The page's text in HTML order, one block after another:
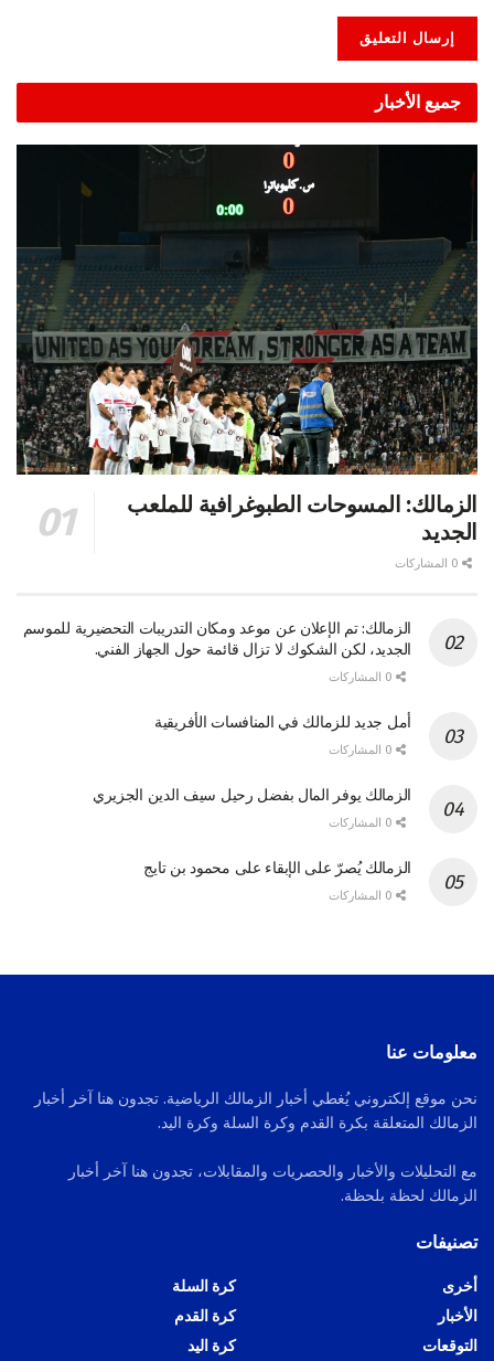
Alternative:
جميع الأخبار
الزمالك: المسوحات الطبوغرافية للملعب
الجديد
الزمالك: تم الإعلان عن موعد ومكان التدريبات التحضيرية للموسم
الجديد، لكن الشكوك لا تزال قائمة حول الجهاز الفني.
أمل جديد للزمالك في المنافسات الأفريقية
الزمالك يوفر المال بفضل رحيل سيف الدين الجزيري
الزمالك يُصرّ على الإبقاء على محمود بن تايج
معلومات عنا
نحن موقع إلكتروني يُغطي أخبار الزمالك الرياضية. تجدون هنا آخر أخبار
الزمالك المتعلقة بكرة القدم وكرة السلة وكرة اليد.
مع التحليلات والأخبار والحصريات والمقابلات، تجدون هنا آخر أخبار
الزمالك لحظة بلحظة.
تصنيفات
أخرى
الأخبار
التوقعات
كرة السلة
كرة القدم
كرة اليد